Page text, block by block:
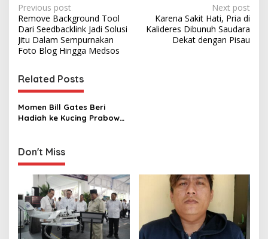
P
o
s
n
a
v
g
a
i
o
n
Previous post
Remove Background Tool
Dari Seedbacklink Jadi Solusi
Jitu Dalam Sempurnakan
Foto Blog Hingga Medsos
Next post
Karena Sakit Hati, Pria di
Kalideres Dibunuh Saudara
Dekat dengan Pisau
Related Posts
Momen Bill Gates Beri
Hadiah ke Kucing Prabowo
Don't Miss